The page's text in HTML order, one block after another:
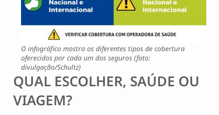
O infográfico mostra os diferentes tipos de cobertura
oferecidos por cada um dos seguros (foto:
divulgação/Schultz)
QUAL ESCOLHER, SAÚDE OU
VIAGEM?